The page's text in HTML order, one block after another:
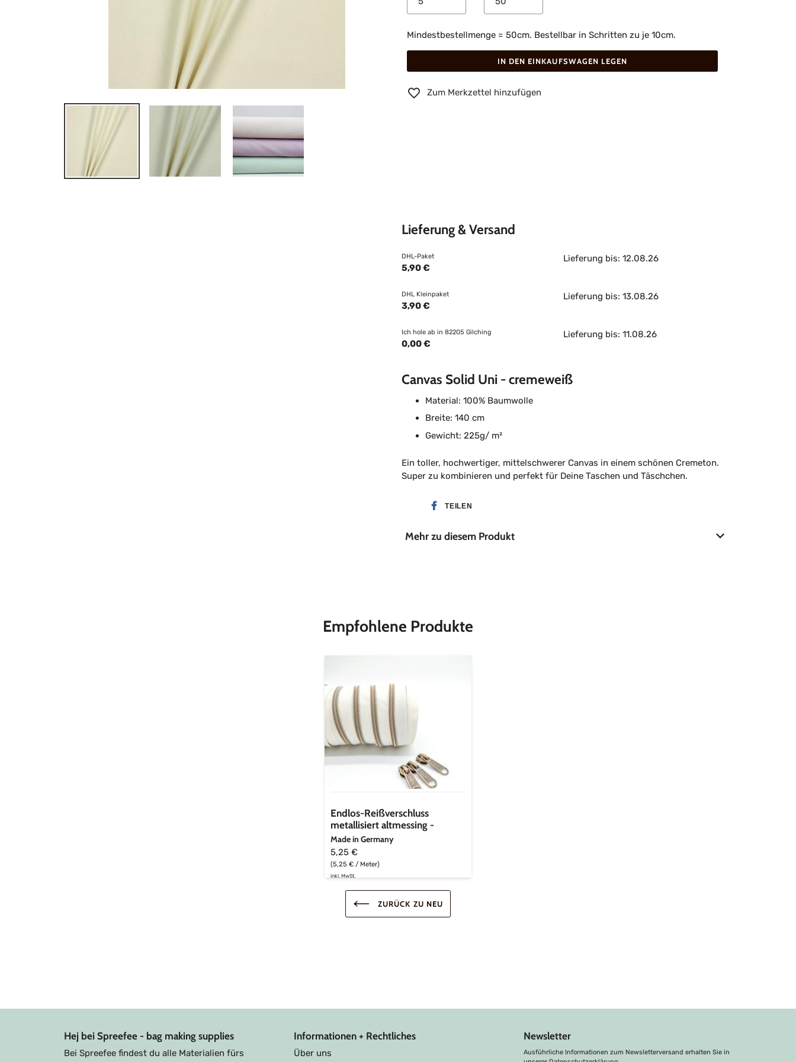
Mindestbestellmenge = 50cm. Bestellbar in Schritten zu je 10cm.
IN DEN EINKAUFSWAGEN LEGEN
Zum Merkzettel hinzufügen
Lieferung & Versand
DHL-Paket
5,90 €
Lieferung bis: 12.08.26
DHL Kleinpaket
3,90 €
Lieferung bis: 13.08.26
Ich hole ab in 82205 Gilching
0,00 €
Lieferung bis: 11.08.26
Canvas Solid Uni - cremeweiß
Material: 100% Baumwolle
Breite: 140 cm
Gewicht: 225g/ m²
Ein toller, hochwertiger, mittelschwerer Canvas in einem schönen Cremeton.
Super zu kombinieren und perfekt für Deine Taschen und Täschchen.
TEILEN
Mehr zu diesem Produkt
Empfohlene Produkte
metallisiert
altmessing
-
cremeweiß
Endlos-Reißverschluss
metallisiert altmessing -
cremeweiß
Made in Germany
5,25 €
(5,25 € / Meter)
inkl. MwSt.
ZURÜCK ZU NEU
Hej bei Spreefee - bag making supplies
Bei Spreefee findest du alle Materialien fürs
Informationen + Rechtliches
Über uns
Newsletter
Ausführliche Informationen zum Newsletterversand erhalten Sie in